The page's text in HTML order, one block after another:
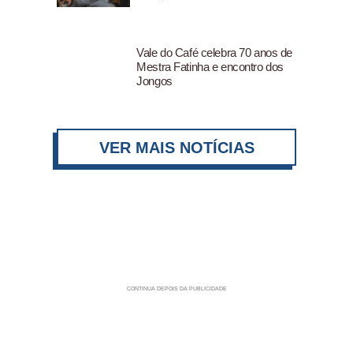
Vale do Café celebra 70 anos de
Mestra Fatinha e encontro dos
Jongos
VER MAIS NOTÍCIAS